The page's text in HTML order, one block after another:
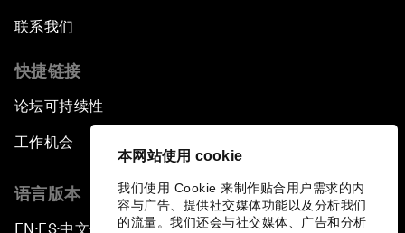
本网站使用 cookie
我们使用 Cookie 来制作贴合用户需求的内
容与广告、提供社交媒体功能以及分析我们
的流量。我们还会与社交媒体、广告和分析
联系我们
快捷链接
论坛可持续性
工作机会
语言版本
EN ▪ES▪中文▪ 日本語